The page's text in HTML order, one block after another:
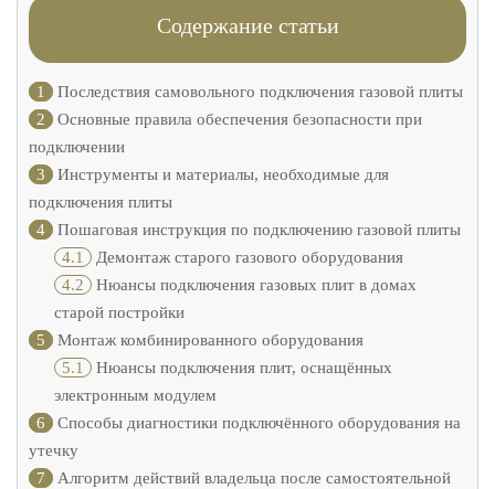
Содержание статьи
1
Последствия самовольного подключения газовой плиты
2
Основные правила обеспечения безопасности при
подключении
3
Инструменты и материалы, необходимые для
подключения плиты
4
Пошаговая инструкция по подключению газовой плиты
4.1 Демонтаж старого газового оборудования
4.2 Нюансы подключения газовых плит в домах
старой постройки
5
Монтаж комбинированного оборудования
5.1 Нюансы подключения плит, оснащённых
электронным модулем
6
Способы диагностики подключённого оборудования на
утечку
7
Алгоритм действий владельца после самостоятельной